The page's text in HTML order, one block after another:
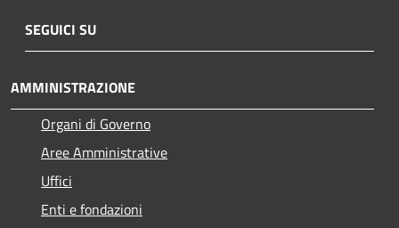
SEGUICI SU
AMMINISTRAZIONE
Organi di Governo
Aree Amministrative
Uffici
Enti e fondazioni